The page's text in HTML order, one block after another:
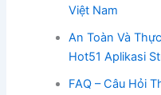
Việt Nam
An Toàn Và
Hot51 Aplikasi
FAQ – Câu Hỏi